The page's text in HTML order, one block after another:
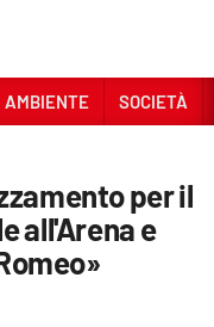
AMBIENTE SOCIETÀ
per il
all'Arena e